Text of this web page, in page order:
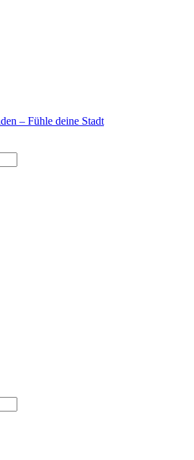
– Fühle deine Stadt